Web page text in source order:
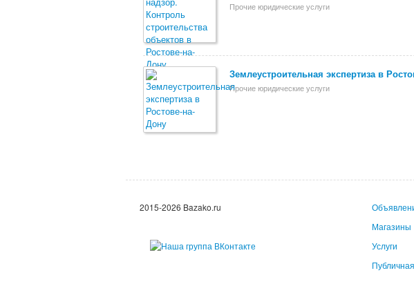
Прочие юридические услуги
Землеустроительная экспертиза в
Прочие юридические услуги
2015-2026 Bazako.ru
Магазины
Услуги